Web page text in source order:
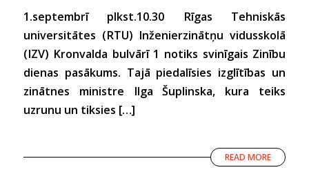
1.septembrī plkst.10.30 Rīgas Tehniskās
universitātes (RTU) Inženierzinātņu vidusskolā
(IZV) Kronvalda bulvārī 1 notiks svinīgais Zinību
dienas pasākums. Tajā piedalīsies izglītības un
zinātnes ministre Ilga Šuplinska, kura teiks
uzrunu un tiksies […]
READ MORE